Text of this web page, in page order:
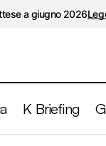
a giugno 2026
K Briefing